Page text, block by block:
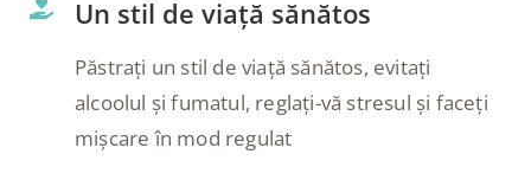
Un stil de viață sănătos
Păstrați un stil de viață sănătos, evitați
alcoolul și fumatul, reglați-vă stresul și faceți
mișcare în mod regulat